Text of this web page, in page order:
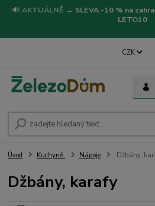
🔊 AKTUÁLNĚ → SLEVA -10 % na
LETO10
CZK
Úvod Kuchyně Nápoje Džbány,
Džbány, karafy